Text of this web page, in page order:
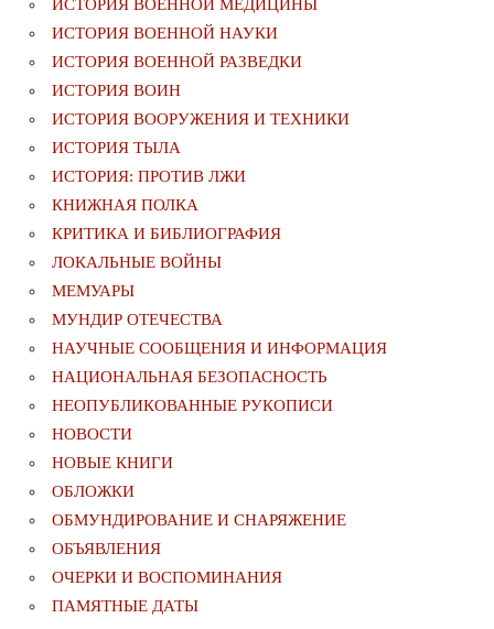
ИСТОРИЯ ВОЕННОЙ МЕДИЦИНЫ
ИСТОРИЯ ВОЕННОЙ НАУКИ
ИСТОРИЯ ВОЕННОЙ РАЗВЕДКИ
ИСТОРИЯ ВОИН
ИСТОРИЯ ВООРУЖЕНИЯ И ТЕХНИКИ
ИСТОРИЯ ТЫЛА
ИСТОРИЯ: ПРОТИВ ЛЖИ
КНИЖНАЯ ПОЛКА
КРИТИКА И БИБЛИОГРАФИЯ
ЛОКАЛЬНЫЕ ВОЙНЫ
МЕМУАРЫ
МУНДИР ОТЕЧЕСТВА
НАУЧНЫЕ СООБЩЕНИЯ И ИНФОРМАЦИЯ
НАЦИОНАЛЬНАЯ БЕЗОПАСНОСТЬ
НЕОПУБЛИКОВАННЫЕ РУКОПИСИ
НОВОСТИ
НОВЫЕ КНИГИ
ОБЛОЖКИ
ОБМУНДИРОВАНИЕ И СНАРЯЖЕНИЕ
ОБЪЯВЛЕНИЯ
ОЧЕРКИ И ВОСПОМИНАНИЯ
ПАМЯТНЫЕ ДАТЫ